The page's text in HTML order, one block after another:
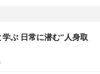
ぶ 日常に潜む“人身取